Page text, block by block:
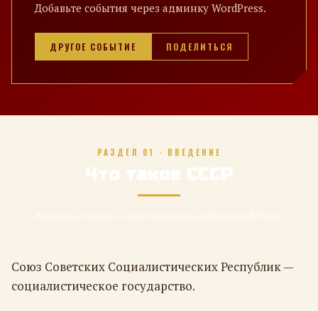
Добавьте события через админку WordPress.
ДРУГОЕ СОБЫТИЕ ПОДЕЛИТЬСЯ
РАЗДЕЛ 01 · ВВЕДЕНИЕ
Что такое СССР
Союз Советских Социалистических Республик —
социалистическое государство.